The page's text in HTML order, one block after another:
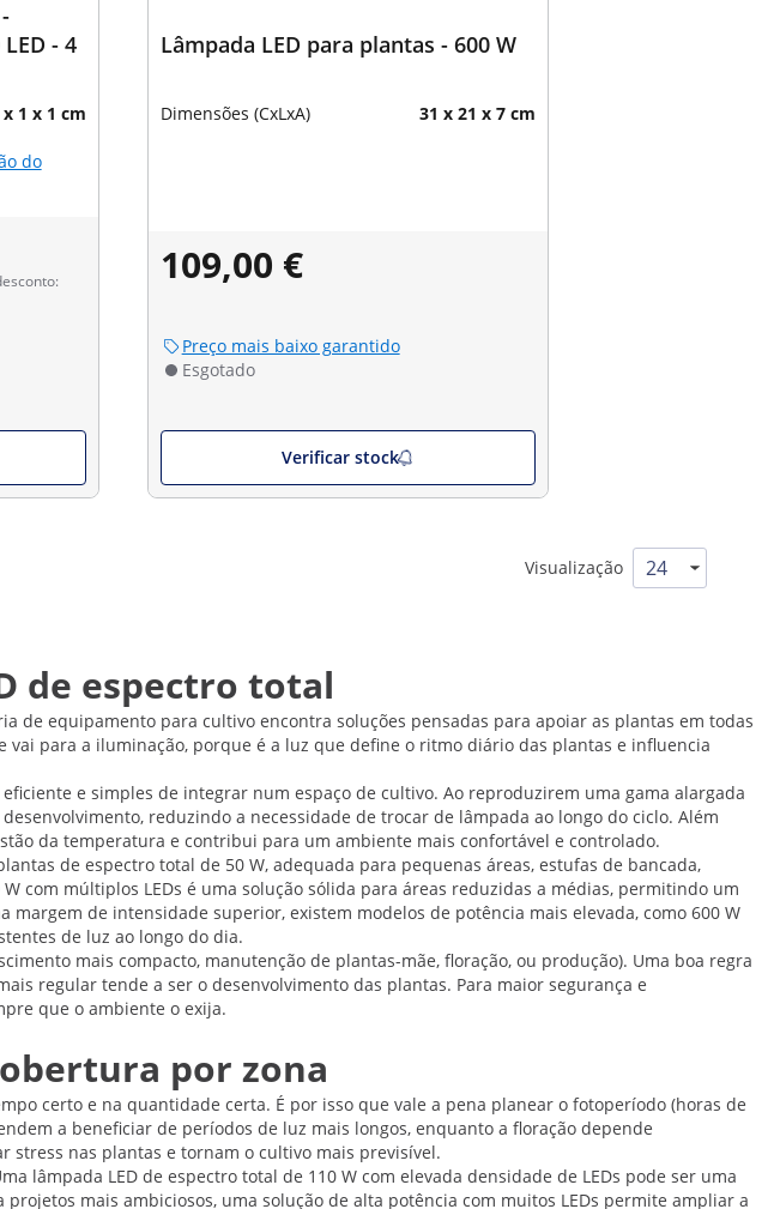
- 4
x 1 x 1 cm
do
Lâmpada LED para plantas - 600 W
Dimensões (CxLxA) 31 x 21 x 7 cm
109,00 €
Preço mais baixo garantido
Esgotado
Verificar stock
Visualização
de espectro total
de equipamento para cultivo encontra soluções pensadas para apoiar as plantas em todas
vai para a iluminação, porque é a luz que define o ritmo diário das plantas e influencia
e simples de integrar num espaço de cultivo. Ao reproduzirem uma gama alargada
reduzindo a necessidade de trocar de lâmpada ao longo do ciclo. Além
da temperatura e contribui para um ambiente mais confortável e controlado.
de espectro total de 50 W, adequada para pequenas áreas, estufas de bancada,
com múltiplos LEDs é uma solução sólida para áreas reduzidas a médias, permitindo um
de intensidade superior, existem modelos de potência mais elevada, como 600 W
de luz ao longo do dia.
mais compacto, manutenção de plantas-mãe, floração, ou produção). Uma boa regra
regular tende a ser o desenvolvimento das plantas. Para maior segurança e
que o ambiente o exija.
por zona
certo e na quantidade certa. É por isso que vale a pena planear o fotoperíodo (horas de
a beneficiar de períodos de luz mais longos, enquanto a floração depende
stress nas plantas e tornam o cultivo mais previsível.
lâmpada LED de espectro total de 110 W com elevada densidade de LEDs pode ser uma
mais ambiciosos, uma solução de alta potência com muitos LEDs permite ampliar a